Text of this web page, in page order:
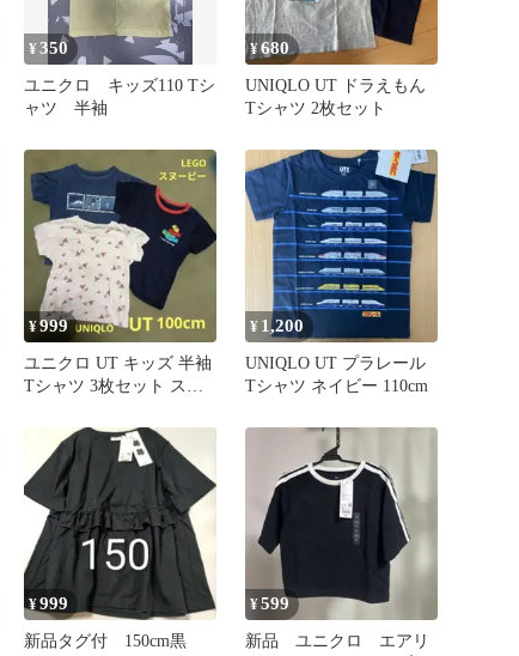
¥350
ユニクロ キッズ110 Tシ
ャツ 半袖
¥680
UNIQLO UT ドラえもん
Tシャツ 2枚セット
¥999
ユニクロ UT キッズ 半袖
Tシャツ 3枚セット スヌ
¥ 1,200
UNIQLO UT プラレール
Tシャツ ネイビー 110cm
¥999
新品タグ付 150cm黒
¥599
新品 ユニクロ エアリ